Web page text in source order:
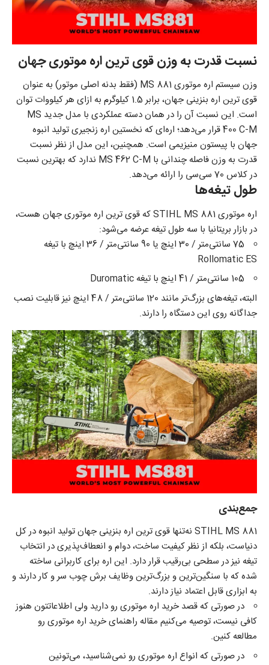
نسبت قدرت به وزن قوی ترین اره موتوری جهان
وزن سیستم اره موتوری MS 881 (فقط بدنه اصلی موتور) به عنوان
قوی ترین اره بنزینی جهان، برابر 1.5 کیلوگرم به ازای هر کیلووات توان
است. این نسبت آن را در همان دسته عملکردی با مدل جدید MS
400 C-M قرار می‌دهد؛ اره‌ای که نخستین اره زنجیری تولید انبوه
جهان با پیستون منیزیمی است. همچنین، این مدل از نظر نسبت
قدرت به وزن فاصله چندانی با MS 462 C-M ندارد که بهترین نسبت
در کلاس 70 سی‌سی را ارائه می‌دهد.
طول تیغه‌ها
اره موتوری STIHL MS 881 که قوی ترین اره موتوری جهان هست،
در بازار بریتانیا با سه طول تیغه عرضه می‌شود:
75 سانتی‌متر / 30 اینچ یا 90 سانتی‌متر / 36 اینچ با تیغه
Rollomatic ES
105 سانتی‌متر / 41 اینچ با تیغه Duromatic
البته، تیغه‌های بزرگ‌تر مانند 120 سانتی‌متر / 48 اینچ نیز قابلیت نصب
جداگانه روی این دستگاه را دارند.
جمع‌بندی
STIHL MS 881 نه‌تنها قوی ترین اره بنزینی جهان تولید انبوه در کل
دنیاست، بلکه از نظر کیفیت ساخت، دوام و انعطاف‌پذیری در انتخاب
تیغه نیز در سطحی بی‌رقیب قرار دارد. این اره برای کاربرانی ساخته
شده که با سنگین‌ترین و بزرگ‌ترین وظایف برش چوب سر و کار دارند و
به ابزاری قابل اعتماد نیاز دارند.
در صورتی که قصد خرید اره موتوری رو دارید ولی اطلاعاتتون هنوز
کافی نیست، توصیه می‌کنیم مقاله راهنمای خرید اره موتوری رو
مطالعه کنین.
در صورتی که انواع اره موتوری رو نمی‌شناسید، می‌تونین